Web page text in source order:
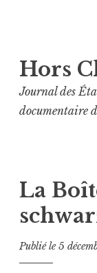
au
contenu
principal
Hors
Journal des
documentaire
La
Publié le5